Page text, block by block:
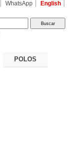
WhatsApp English
POLOS